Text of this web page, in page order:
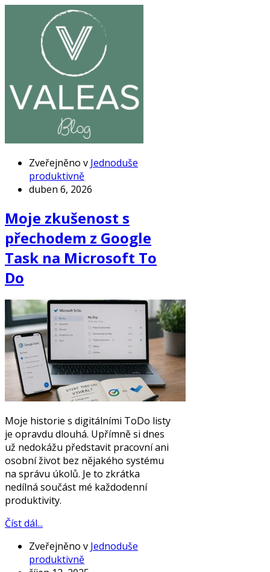
Zveřejněno v Jednoduše
produktivně
duben 6, 2026
Moje zkušenost s
přechodem z Google
Task na Microsoft To
Do
Moje historie s digitálními ToDo listy
je opravdu dlouhá. Upřímně si dnes
už nedokážu představit pracovní ani
osobní život bez nějakého systému
na správu úkolů. Je to zkrátka
nedílná součást mé každodenní
produktivity.
Číst dál...
Zveřejněno v Jednoduše
produktivně